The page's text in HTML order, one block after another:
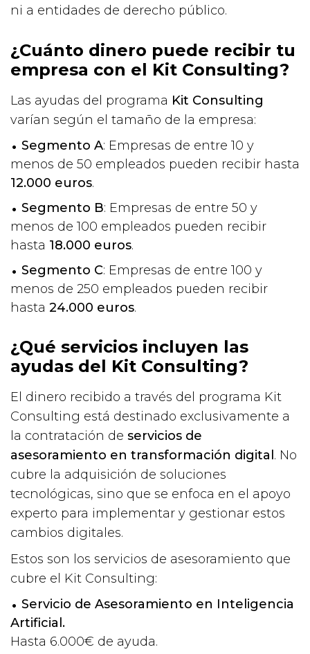
ni a entidades de derecho público.
¿Cuánto dinero puede recibir tu
empresa con el Kit Consulting?
Las ayudas del programa Kit Consulting
varían según el tamaño de la empresa:
Segmento A: Empresas de entre 10 y
menos de 50 empleados pueden recibir hasta
12.000 euros.
Segmento B: Empresas de entre 50 y
menos de 100 empleados pueden recibir
hasta 18.000 euros.
Segmento C: Empresas de entre 100 y
menos de 250 empleados pueden recibir
hasta 24.000 euros.
¿Qué servicios incluyen las
ayudas del Kit Consulting?
El dinero recibido a través del programa Kit
Consulting está destinado exclusivamente a
la contratación de servicios de
asesoramiento en transformación digital . No
cubre la adquisición de soluciones
tecnológicas, sino que se enfoca en el apoyo
experto para implementar y gestionar estos
cambios digitales.
Estos son los servicios de asesoramiento que
cubre el Kit Consulting:
Servicio de Asesoramiento en Inteligencia
Artificial.
Hasta 6.000€ de ayuda.